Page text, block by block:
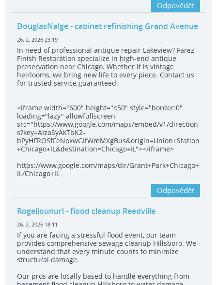
Odpovědět
DouglasNalge- cabinet refinishing Grand Avenue
26. 2. 2026 23:19
In need of professional antique repair Lakeview? Farez
Finish Restoration specialize in high-end antique
preservation near Chicago. Whether it is vintage
heirlooms, we bring new life to every piece. Contact us
for trusted service guaranteed.
<iframe width="600" height="450" style="border:0"
loading="lazy" allowfullscreen
src="https://www.google.com/maps/embed/v1/direction
s?key=AIzaSyAkTbK2-
bPyHFROSfFeNokwGItWmMXgBus&origin=Union+Station
+Chicago+IL&destination=Chicago+IL"></iframe>
https://www.google.com/maps/dir/Grant+Park+Chicago+
IL/Chicago+IL
Odpovědět
Rogeliounurl- flood cleanup Reedville
26. 2. 2026 18:11
If you are facing a stressful flood event, our team
provides comprehensive sewage cleanup Hillsboro. We
understand that every minute counts to minimize
structural damage.
Our pros are locally based to handle everything from